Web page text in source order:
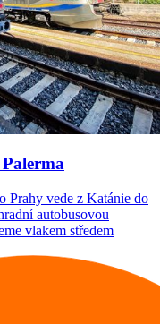
Prahy vede z Katánie do
autobusovou
vlakem středem